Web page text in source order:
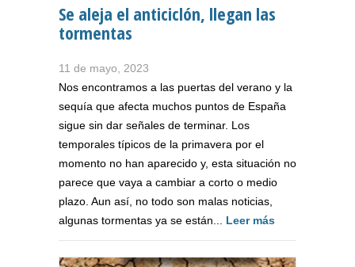
Se aleja el anticiclón, llegan las
tormentas
11 de mayo, 2023
Nos encontramos a las puertas del verano y la
sequía que afecta muchos puntos de España
sigue sin dar señales de terminar. Los
temporales típicos de la primavera por el
momento no han aparecido y, esta situación no
parece que vaya a cambiar a corto o medio
plazo. Aun así, no todo son malas noticias,
algunas tormentas ya se están... Leer más